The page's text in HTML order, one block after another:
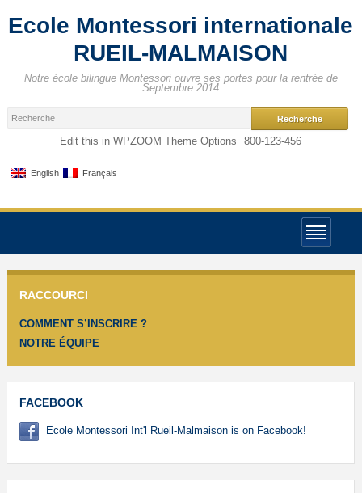
Ecole Montessori internationale
RUEIL-MALMAISON
Notre école bilingue Montessori ouvre ses portes pour la rentrée de
Septembre 2014
Edit this in WPZOOM Theme Options 800-123-456
English Français
RACCOURCI
COMMENT S’INSCRIRE ?
NOTRE ÉQUIPE
FACEBOOK
Ecole Montessori Int'l Rueil-Malmaison is on Facebook!